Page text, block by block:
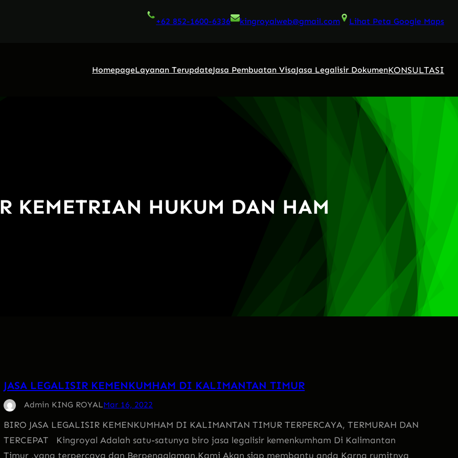
+62 852-1600-6336 kingroyalweb@gmail.com Lihat Peta Google Maps
HomepageLayanan TerupdateJasa Pembuatan VisaJasa Legalisir DokumenKONSULTASI
KEMETRIAN HUKUM DAN HAM
JASA LEGALISIR KEMENKUMHAM DI KALIMANTAN TIMUR
Admin KING ROYALMar 16, 2022
BIRO JASA LEGALISIR KEMENKUMHAM DI KALIMANTAN TIMUR TERPERCAYA, TERMURAH DAN
TERCEPAT Kingroyal Adalah satu-satunya biro jasa legalisir kemenkumham Di Kalimantan
Timur ,yang terpercaya dan Berpengalaman,Kami Akan siap membantu anda Karna rumitnya